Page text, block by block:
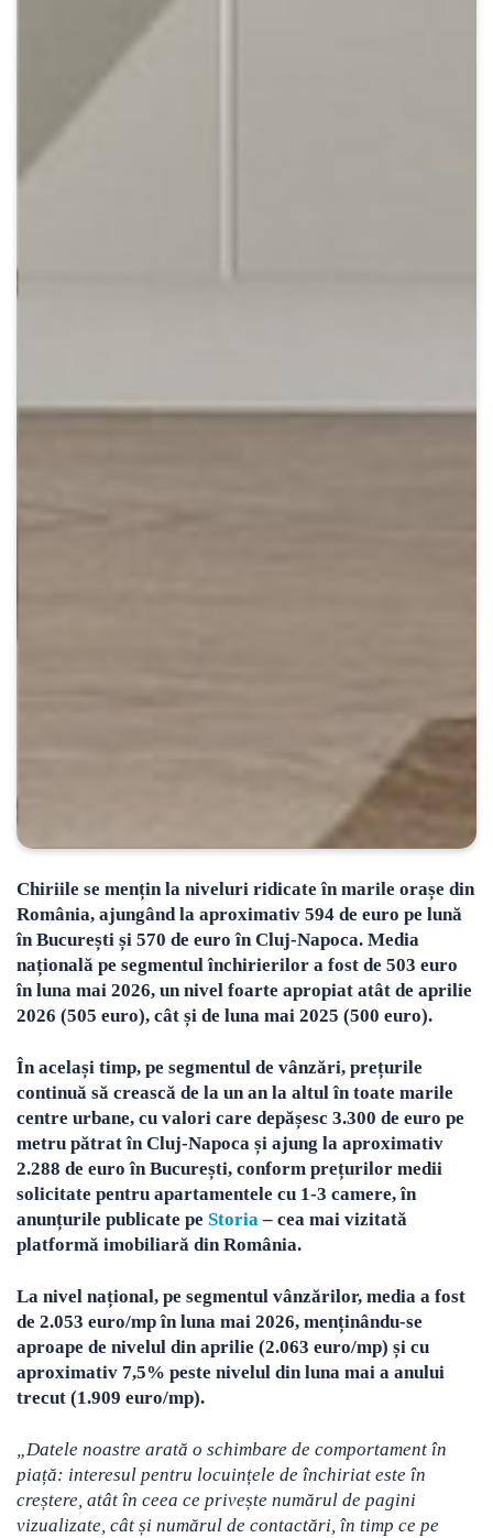
Chiriile se mențin la niveluri ridicate în marile orașe din
România, ajungând la aproximativ 594 de euro pe lună
în București și 570 de euro în Cluj-Napoca. Media
națională pe segmentul închirierilor a fost de 503 euro
în luna mai 2026, un nivel foarte apropiat atât de aprilie
2026 (505 euro), cât și de luna mai 2025 (500 euro).
În același timp, pe segmentul de vânzări, prețurile
continuă să crească de la un an la altul în toate marile
centre urbane, cu valori care depășesc 3.300 de euro pe
metru pătrat în Cluj-Napoca și ajung la aproximativ
2.288 de euro în București, conform prețurilor medii
solicitate pentru apartamentele cu 1-3 camere, în
anunțurile publicate pe Storia– cea mai vizitată
platformă imobiliară din România.
La nivel național, pe segmentul vânzărilor, media a fost
de 2.053 euro/mp în luna mai 2026, menținându-se
aproape de nivelul din aprilie (2.063 euro/mp) și cu
aproximativ 7,5% peste nivelul din luna mai a anului
trecut (1.909 euro/mp).
„Datele noastre arată o schimbare de comportament în
piață: interesul pentru locuințele de închiriat este în
creștere, atât în ceea ce privește numărul de pagini
vizualizate, cât și numărul de contactări, în timp ce pe